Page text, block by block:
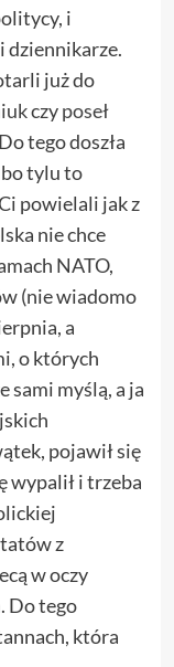
i
dziennikarze.
już do
czyposeł
tego doszła
bo tylu to
powielali jak z
nie chce
NATO,
(nie wiadomo
a
o których
sami myślą, a ja
pojawił się
wypalił i trzeba
z
w oczy
Do tego
która